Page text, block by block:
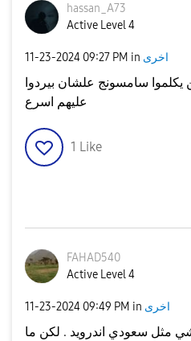
hassan_A73
Active Level 4
‎11-23-2024 09:27 PM in اخرى
يكلموا سامسونج علشان بيردوا
عليهم اسرع
1 Like
FAHAD540
Active Level 4
‎11-23-2024 09:49 PM in اخرى
مثل سعودي اندرويد . لكن ما